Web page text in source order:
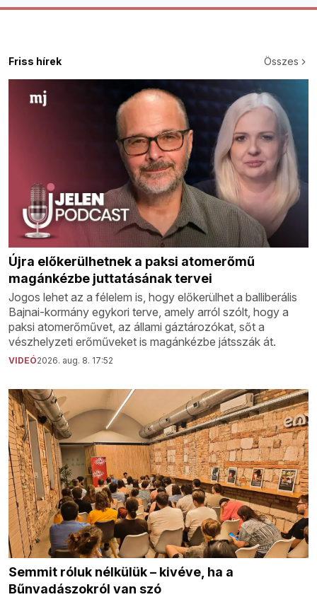
Friss hírek Összes
Újra előkerülhetnek a paksi atomerőmű
magánkézbe juttatásának tervei
Jogos lehet az a félelem is, hogy előkerülhet a balliberális
Bajnai-kormány egykori terve, amely arról szólt, hogy a
paksi atomerőművet, az állami gáztározókat, sőt a
vészhelyzeti erőműveket is magánkézbe játsszák át.
VIDEÓ2026. aug. 8. 17:52
Semmit róluk nélkülük – kivéve, ha a
Bűnvadászokról van szó